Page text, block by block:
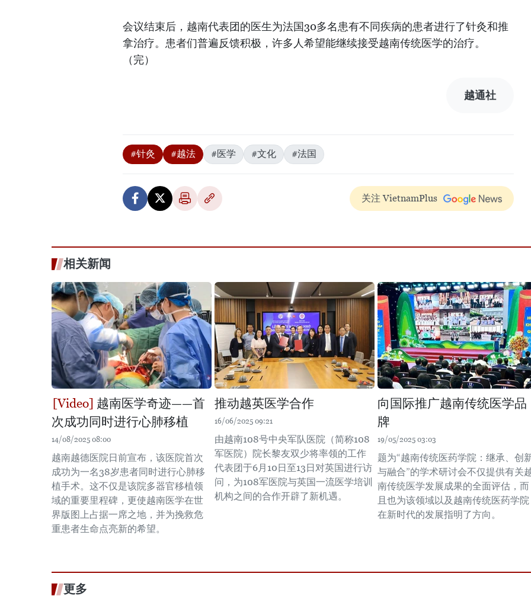
会议结束后，越南代表团的医生为法国30多名患有不同疾病的患者进行了针灸和推
拿治疗。患者们普遍反馈积极，许多人希望能继续接受越南传统医学的治疗。
（完）
越通社
#针灸 #越法 #医学 #文化 #法国
关注 VietnamPlus
相关新闻
越南医学奇迹——首
次成功同时进行心肺移植
14/08/2025 08:00
越南越德医院日前宣布，该医院首次
成功为一名38岁患者同时进行心肺移
植手术。这不仅是该院多器官移植领
域的重要里程碑，更使越南医学在世
界版图上占据一席之地，并为挽救危
重患者生命点亮新的希望。
推动越英医学合作
16/06/2025 09:21
由越南108号中央军队医院（简称108
军医院）院长黎友双少将率领的工作
代表团于6月10日至13日对英国进行访
问，为108军医院与英国一流医学培训
机构之间的合作开辟了新机遇。
向国际推广越南传统医学品
牌
19/05/2025 03:03
题为“越南传统医药学院：继承、创
与融合”的学术研讨会不仅提供有关
南传统医学发展成果的全面评估，而
且也为该领域以及越南传统医药学院
在新时代的发展指明了方向。
更多